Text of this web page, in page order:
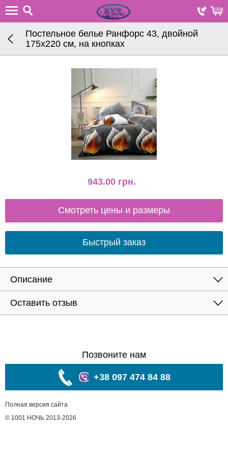
Постельное белье Ранфорс 43, двойной
175х220 см, на кнопках
943.00 грн.
Смотреть цены и размеры
Быстрый заказ
Описание
Оставить отзыв
Позвоните нам
+38 097 474 84 88
Полная версия сайта
© 1001 НОЧЬ 2013-2026